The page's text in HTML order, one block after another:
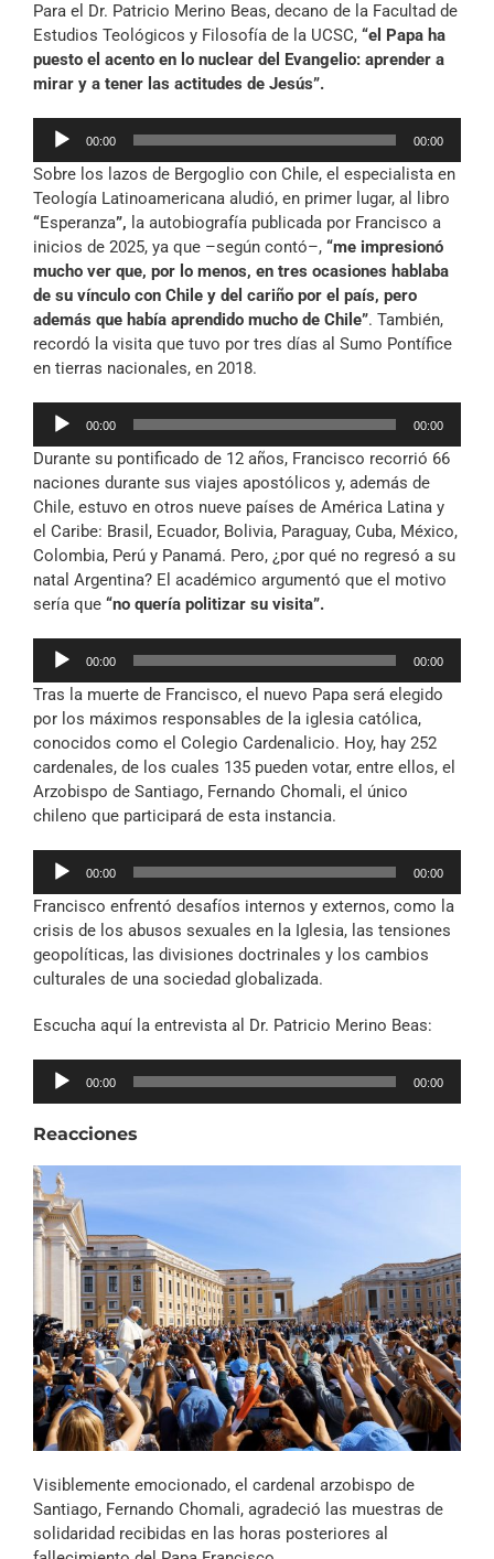
Para el Dr. Patricio Merino Beas, decano de la Facultad de
Estudios Teológicos y Filosofía de la UCSC, “el Papa ha
puesto el acento en lo nuclear del Evangelio: aprender a
mirar y a tener las actitudes de Jesús”.
Reproductor
audio
00:00 00:00
Sobre los lazos de Bergoglio con Chile, el especialista en
Teología Latinoamericana aludió, en primer lugar, al libro
“Esperanza”, la autobiografía publicada por Francisco a
inicios de 2025, ya que –según contó–, “me impresionó
mucho ver que, por lo menos, en tres ocasiones hablaba
de su vínculo con Chile y del cariño por el país, pero
además que había aprendido mucho de Chile”. También,
recordó la visita que tuvo por tres días al Sumo Pontífice
en tierras nacionales, en 2018.
Reproductor
audio
00:00 00:00
Durante su pontificado de 12 años, Francisco recorrió 66
naciones durante sus viajes apostólicos y, además de
Chile, estuvo en otros nueve países de América Latina y
el Caribe: Brasil, Ecuador, Bolivia, Paraguay, Cuba, México,
Colombia, Perú y Panamá. Pero, ¿por qué no regresó a su
natal Argentina? El académico argumentó que el motivo
sería que “no quería politizar su visita”.
Reproductor
audio
00:00 00:00
Tras la muerte de Francisco, el nuevo Papa será elegido
por los máximos responsables de la iglesia católica,
conocidos como el Colegio Cardenalicio. Hoy, hay 252
cardenales, de los cuales 135 pueden votar, entre ellos, el
Arzobispo de Santiago, Fernando Chomali, el único
chileno que participará de esta instancia.
Reproductor
audio
00:00 00:00
Francisco enfrentó desafíos internos y externos, como la
crisis de los abusos sexuales en la Iglesia, las tensiones
geopolíticas, las divisiones doctrinales y los cambios
culturales de una sociedad globalizada.
Escucha aquí la entrevista al Dr. Patricio Merino Beas:
Reproductor
00:00 00:00
Reacciones
Visiblemente emocionado, el cardenal arzobispo de
Santiago, Fernando Chomali, agradeció las muestras de
solidaridad recibidas en las horas posteriores al